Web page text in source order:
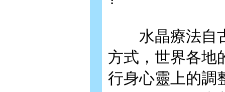
水晶療法自古
方式，世界各地
行身心靈上的調